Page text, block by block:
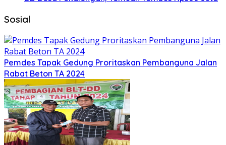
Sosial
Pemdes Tapak Gedung Proritaskan Pembanguna Jalan
Rabat Beton TA 2024